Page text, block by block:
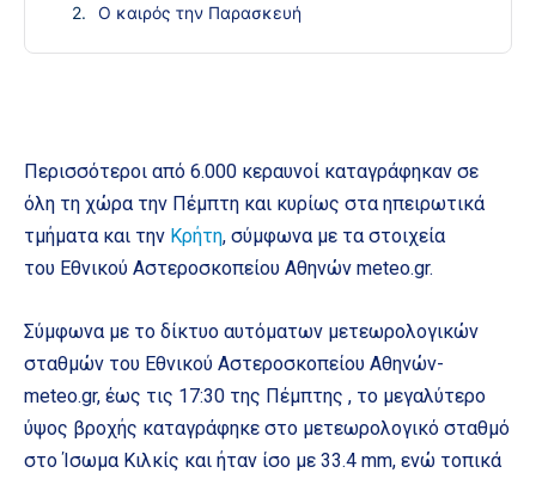
Ο καιρός την Παρασκευή
Περισσότεροι από 6.000 κεραυνοί καταγράφηκαν σε
όλη τη χώρα την Πέμπτη και κυρίως στα ηπειρωτικά
τμήματα και την Κρήτη, σύμφωνα με τα στοιχεία
του Εθνικού Αστεροσκοπείου Αθηνών meteo.gr.
Σύμφωνα με το δίκτυο αυτόματων μετεωρολογικών
σταθμών του Εθνικού Αστεροσκοπείου Αθηνών-
meteo.gr, έως τις 17:30 της Πέμπτης , το μεγαλύτερο
ύψος βροχής καταγράφηκε στο μετεωρολογικό σταθμό
στο Ίσωμα Κιλκίς και ήταν ίσο με 33.4 mm, ενώ τοπικά